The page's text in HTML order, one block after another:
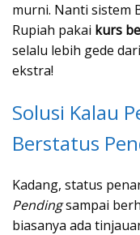
murni. Nanti sistem
Rupiah pakai kurs
selalu lebih gede
ekstra!
Solusi Kalau
Berstatus
Kadang, status
Pendingsampai
biasanya ada